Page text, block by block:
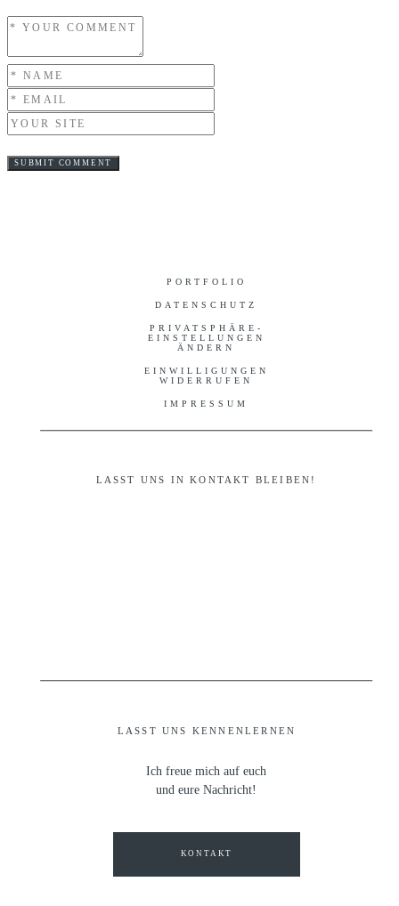
PORTFOLIO
DATENSCHUTZ
PRIVATSPHÄRE-
EINSTELLUNGEN
ÄNDERN
EINWILLIGUNGEN
WIDERRUFEN
IMPRESSUM
LASST UNS KENNENLERNEN
LASST UNS IN KONTAKT BLEIBEN!
Ich freue mich auf euch
und eure Nachricht!
KONTAKT